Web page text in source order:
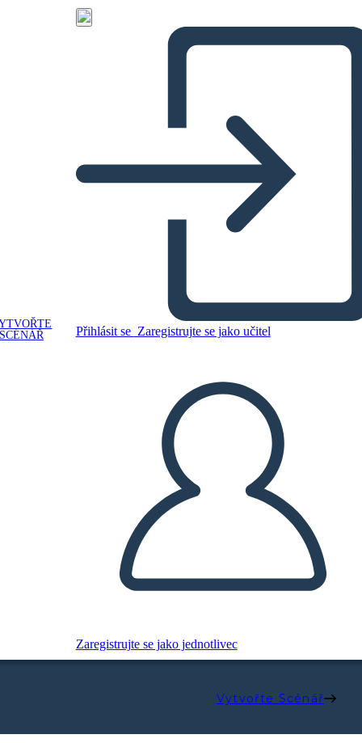
SCÉNÁŘ
Přihlásit se Zaregistrujte se jako učitel
Zaregistrujte se jako jednotlivec
Vytvořte Scénář